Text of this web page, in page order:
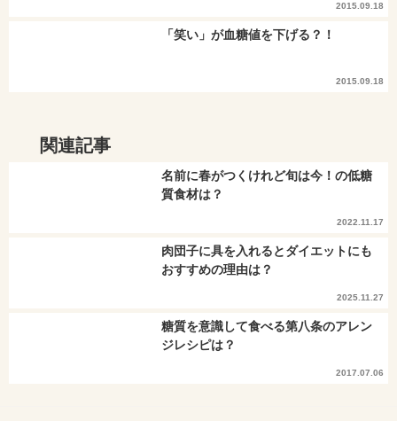
2015.09.18
「笑い」が血糖値を下げる？！
2015.09.18
関連記事
名前に春がつくけれど旬は今！の低糖
質食材は？
2022.11.17
肉団子に具を入れるとダイエットにも
おすすめの理由は？
2025.11.27
糖質を意識して食べる第八条のアレン
ジレシピは？
2017.07.06